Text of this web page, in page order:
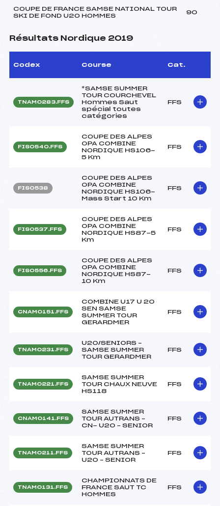
COUPE DE FRANCE SAMSE NATIONAL TOUR
SKI DE FOND U20 HOMMES
90
Résultats Nordique 2019
Codex Course Cat.
TNAM0283.FFS
*SAMSE SUMMER
TOUR COURCHEVEL
Hommes Saut
spécial toutes
catégories
FFS
FIS0540.FFS
COUPE DES ALPES
OPA COMBINE
NORDIQUE HS106-
5 Km
FFS
FIS0538
COUPE DES ALPES
OPA COMBINE
NORDIQUE HS106-
Mass Start 10 Km
FFS
FIS0537.FFS
COUPE DES ALPES
OPA COMBINE
NORDIQUE HS87-5
Km
FFS
FIS0556.FFS
COUPE DES ALPES
OPA COMBINE
NORDIQUE HS87-
10 Km
FFS
CNAM0151.FFS
COMBINE U17 U 20
SEN SAMSE
SUMMER TOUR
GERARDMER
FFS
TNAM0231.FFS
U20/SENIORS –
SAMSE SUMMER
TOUR GERARDMER
FFS
TNAM0221.FFS
SAMSE SUMMER
TOUR CHAUX NEUVE
HS118
FFS
CNAM0141.FFS
SAMSE SUMMER
TOUR AUTRANS –
CN- U20 – SENIOR
FFS
TNAM0211.FFS
SAMSE SUMMER
TOUR AUTRANS –
U20 – SENIOR
FFS
TNAM0131.FFS
CHAMPIONNATS DE
FRANCE SAUT TC
HOMMES
FFS